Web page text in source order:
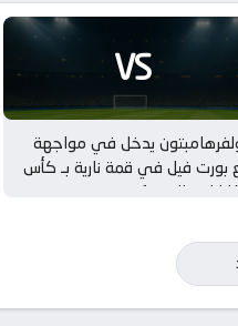
VS
يدخل في مواجهة
بورت فيل في قمة نارية بـ كأس
– الدور 1